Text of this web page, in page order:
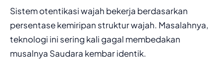
​Sistem otentikasi wajah bekerja berdasarkan
persentase kemiripan struktur wajah. Masalahnya,
teknologi ini sering kali gagal membedakan
musalnya ​Saudara kembar identik.